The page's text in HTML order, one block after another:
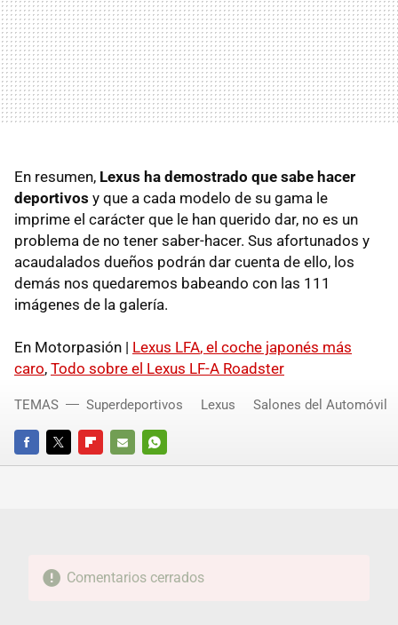
En resumen, Lexus ha demostrado que sabe hacer
deportivos y que a cada modelo de su gama le
imprime el carácter que le han querido dar, no es un
problema de no tener saber-hacer. Sus afortunados y
acaudalados dueños podrán dar cuenta de ello, los
demás nos quedaremos babeando con las 111
imágenes de la galería.
En Motorpasión | Lexus LFA, el coche japonés más
caro, Todo sobre el Lexus LF-A Roadster
FACEBOOKTWITTERFLIPBOARD
E-
WHATSAPP
TEMAS Superdeportivos Lexus Salones del Automóvil
Comentarios cerrados